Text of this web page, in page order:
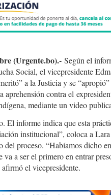
(Urgente.bo).- Según el
Social, el vicepresidente
a la Justicia y se
aprehensión contra el
mediante un video
El informe indica que esta
institucional”, coloca a
del proceso. “Habíamos dicho
a ser el primero en entrar
el vicepresidente.